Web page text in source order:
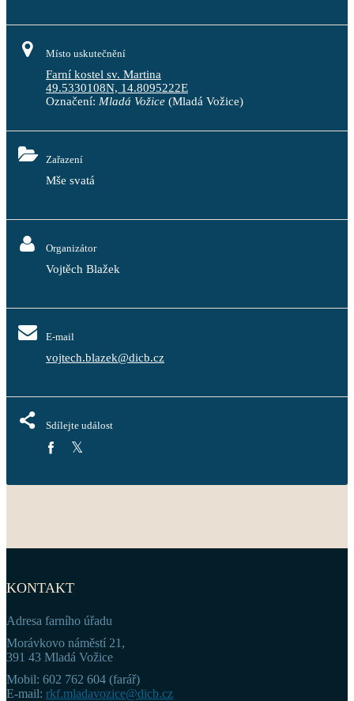
Místo uskutečnění
Farní kostel sv. Martina
49.5330108N, 14.8095222E
Označení: Mladá Vožice (Mladá Vožice)
Zařazení
Mše svatá
Organizátor
Vojtěch Blažek
E-mail
vojtech.blazek@dicb.cz
Sdílejte událost
KONTAKT
Adresa farního úřadu
Morávkovo náměstí 21,
391 43 Mladá Vožice
Mobil: 602 762 604 (farář)
E-mail: rkf.mladavozice@dicb.cz